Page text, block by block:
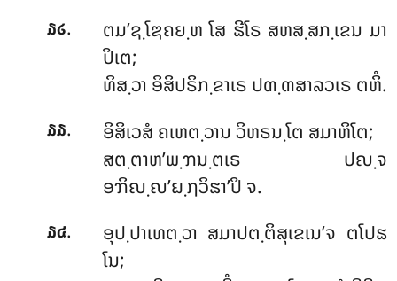
໓໒.
ຕມ’ຊ຺ໂຌຄຍ຺ຫ ໂສ ຘີໂຣ ສຫສ຺ສກ຺ເຂນ ມາ
ປິເຕ;
ທິສ຺ວາ ອິສິປຣິກ຺ຂາເຣ ປຓ຺ຓສາລວເຣ ຕຫິໍ.
໓໓.
ອິສິເວສໍ ຄເຫຕ຺ວານ ວິຫຣນ຺ໂຕ ສມາຫິໂຕ;
ສຕ຺ຕາຫ’ພ຺ຠນ຺ຕເຣ ປຎ຺ຈ
ອຠິຎ຺ຎ’ຏ຺ຐວິຘາ’ປິ ຈ.
໓໔.
ອຸປ຺ປາເທຕ຺ວາ ສມາປຕ຺ຕິສຸເຂເນ’ຈ ຕໂປຘ
ໂນ;